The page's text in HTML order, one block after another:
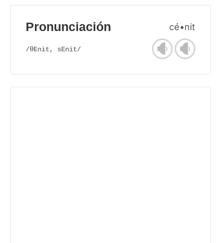
Pronunciación cé•nit
/θEnit, sEnit/